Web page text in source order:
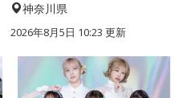
神奈川県
2026年8月5日 10:23 更新